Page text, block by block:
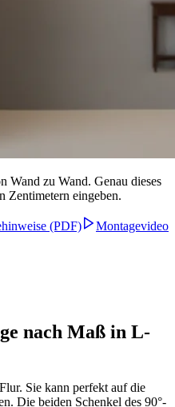
Wand zu Wand. Genau dieses
Zentimetern eingeben.
(PDF)
Montagevideo
nach Maß in L-
Sie kann perfekt auf die
Die beiden Schenkel des 90°-